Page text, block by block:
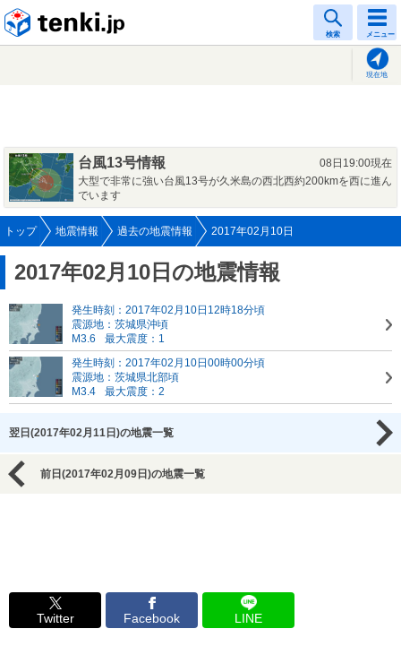
検索 メニュー
現在地
台風13号情報
08日19:00現在
大型で非常に強い台風13号が久米島の西北西約200kmを西に進ん
でいます
トップ 地震情報 過去の地震情報 2017年02月10日
2017年02月10日の地震情報
発生時刻：2017年02月10日12時18分頃
震源地：茨城県沖頃
M3.6
最大震度：1
発生時刻：2017年02月10日00時00分頃
震源地：茨城県北部頃
M3.4
最大震度：2
翌日(2017年02月11日)の地震一覧
前日(2017年02月09日)の地震一覧
Twitter Facebook LINE